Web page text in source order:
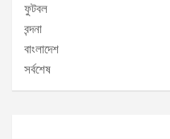
ফুটবল
বন্দনা
বাংলাদেশ
সর্বশেষ